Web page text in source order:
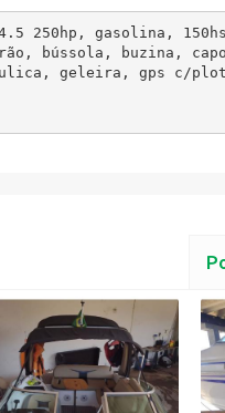
4.5 250hp, gasolina,
bússola, buzina,
geleira, gps c/